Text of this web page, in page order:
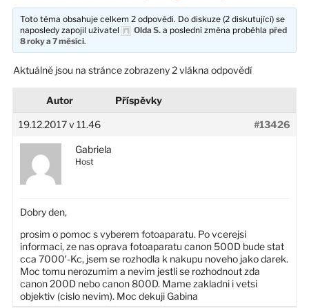
Toto téma obsahuje celkem 2 odpovědi. Do diskuze (2 diskutující) se
naposledy zapojil uživatel
Olda S. a poslední změna proběhlapřed
8 roky a 7 měsíci.
Aktuálně jsou na stránce zobrazeny 2 vlákna odpovědí
Autor Příspěvky
19.12.2017 v 11.46 #13426
Gabriela
Host
Dobry den,
prosim o pomoc s vyberem fotoaparatu. Po vcerejsi
informaci, ze nas oprava fotoaparatu canon 500D bude stat
cca 7000′-Kc, jsem se rozhodla k nakupu noveho jako darek.
Moc tomu nerozumim a nevim jestli se rozhodnout zda
canon 200D nebo canon 800D. Mame zakladni i vetsi
objektiv (cislo nevim). Moc dekuji Gabina